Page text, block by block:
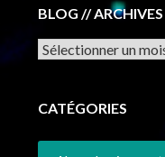
BLOG // ARCHIVES
Archives
CATÉGORIES